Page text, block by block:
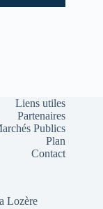
Liens utiles
Partenaires
Publics
Plan
Contact
Lozère